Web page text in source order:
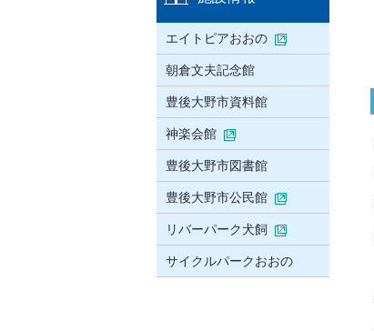
エイトピアおおの
朝倉文夫記念館
豊後大野市資料館
神楽会館
豊後大野市図書館
豊後大野市公民館
リバーパーク犬飼
サイクルパークおおの